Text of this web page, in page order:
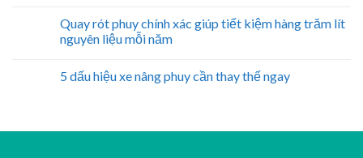
Quay rót phuy chính xác giúp tiết kiệm hàng trăm lít
nguyên liệu mỗi năm
5 dấu hiệu xe nâng phuy cần thay thế ngay